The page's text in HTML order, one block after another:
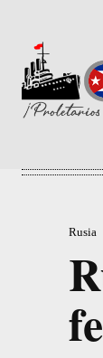
Rusia